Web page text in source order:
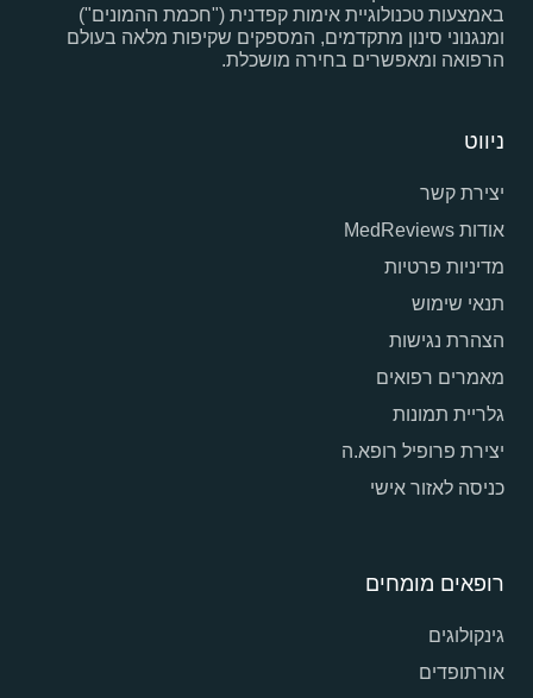
באמצעות טכנולוגיית אימות קפדנית ("חכמת ההמונים")
ומנגנוני סינון מתקדמים, המספקים שקיפות מלאה בעולם
הרפואה ומאפשרים בחירה מושכלת.
ניווט
יצירת קשר
אודות MedReviews
מדיניות פרטיות
תנאי שימוש
הצהרת נגישות
מאמרים רפואים
גלריית תמונות
יצירת פרופיל רופא.ה
כניסה לאזור אישי
רופאים מומחים
גינקולוגים
אורתופדים